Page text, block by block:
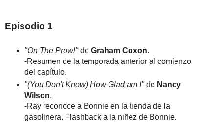
Episodio 1
"On The Prowl"de Graham Coxon.
-Resumen de la temporada anterior al comienzo
del capítulo.
"(You Don't Know) How Glad am I"de Nancy
Wilson.
-Ray reconoce a Bonnie en la tienda de la
gasolinera. Flashback a la niñez de Bonnie.